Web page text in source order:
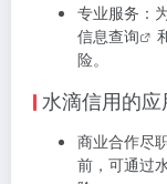
专业服务：
信息查询
险。
水滴信用的
商业合作尽
前，可通过